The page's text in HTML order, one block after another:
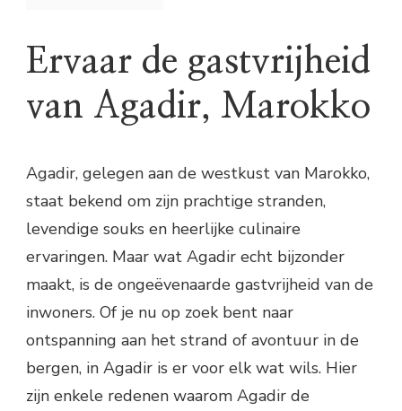
Ervaar de gastvrijheid
van Agadir, Marokko
Agadir, gelegen aan de westkust van Marokko,
staat bekend om zijn prachtige stranden,
levendige souks en heerlijke culinaire
ervaringen. Maar wat Agadir echt bijzonder
maakt, is de ongeëvenaarde gastvrijheid van de
inwoners. Of je nu op zoek bent naar
ontspanning aan het strand of avontuur in de
bergen, in Agadir is er voor elk wat wils. Hier
zijn enkele redenen waarom Agadir de